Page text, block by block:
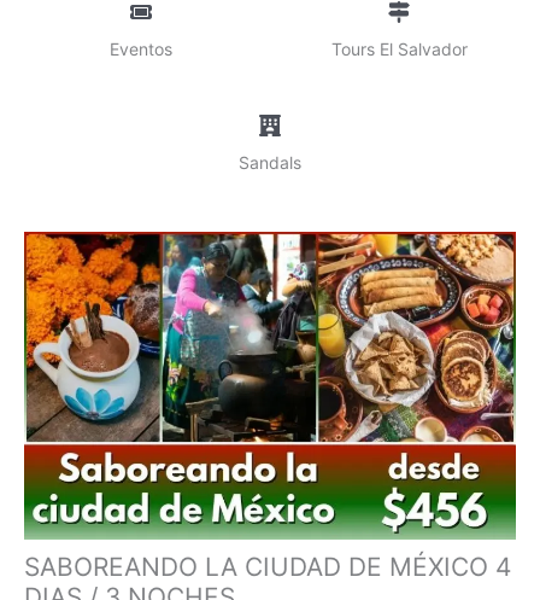
Eventos Tours El Salvador
Sandals
SABOREANDO LA CIUDAD DE MÉXICO 4